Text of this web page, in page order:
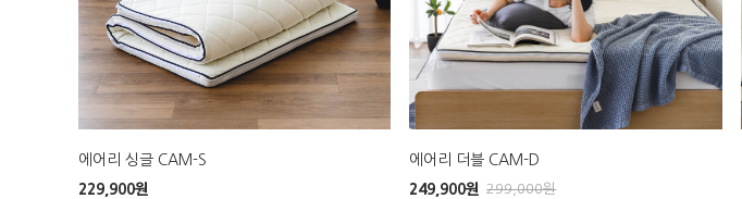
에어리 싱글 CAM-S
229,900원
에어리 더블 CAM-D
249,900원 299,000원